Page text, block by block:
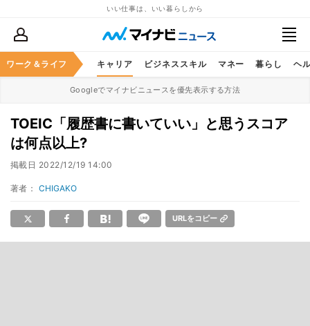
いい仕事は、いい暮らしから
ワーク＆ライフ キャリア ビジネススキル マネー 暮らし ヘ
Googleでマイナビニュースを優先表示する方法
TOEIC「履歴書に書いていい」と思うスコア
は何点以上?
掲載日 2022/12/19 14:00
著者： CHIGAKO
URLをコピー